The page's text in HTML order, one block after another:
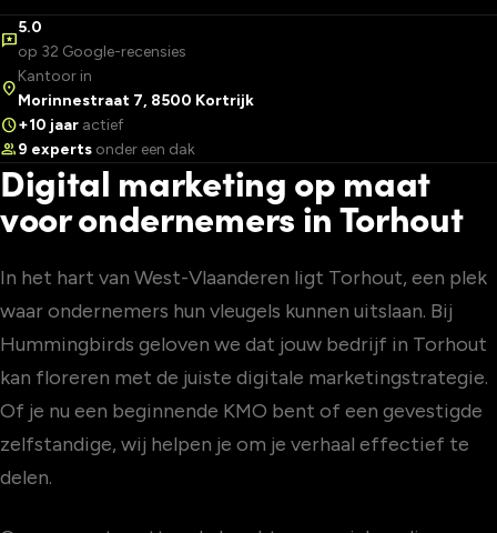
reviews
5.0
op 32 Google-recensies
location_on
Kantoor in
Morinnestraat 7, 8500 Kortrijk
schedule+10 jaar actief
group9 experts onder een dak
Digital marketing op maat
voor ondernemers in Torhout
In het hart van West-Vlaanderen ligt Torhout, een plek
waar ondernemers hun vleugels kunnen uitslaan. Bij
Hummingbirds geloven we dat jouw bedrijf in Torhout
kan floreren met de juiste digitale marketingstrategie.
Of je nu een beginnende KMO bent of een gevestigde
zelfstandige, wij helpen je om je verhaal effectief te
delen.